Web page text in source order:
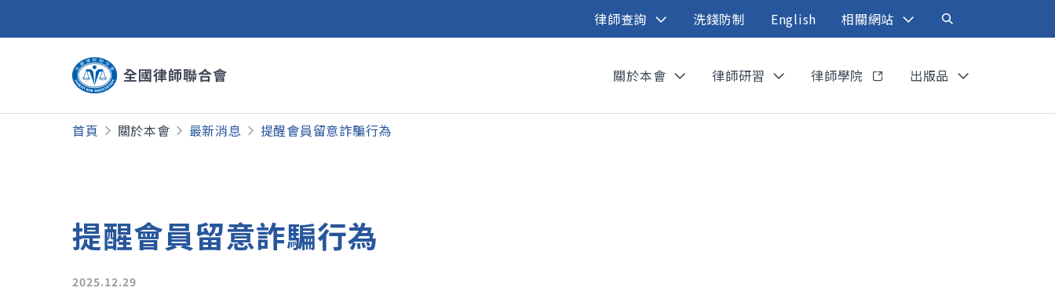
律師查詢 洗錢防制 English 相關網站
關於本會 律師研習 律師學院 出版品
首頁 關於本會 最新消息 提醒會員留意詐騙行為
提醒會員留意詐騙行為
2025.12.29